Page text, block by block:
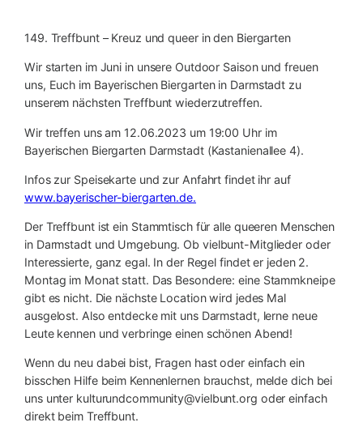
149. Treffbunt – Kreuz und queer in den Biergarten
Wir starten im Juni in unsere Outdoor Saison und freuen
uns, Euch im Bayerischen Biergarten in Darmstadt zu
unserem nächsten Treffbunt wiederzutreffen.
Wir treffen uns am 12.06.2023 um 19:00 Uhr im
Bayerischen Biergarten Darmstadt (Kastanienallee 4).
Infos zur Speisekarte und zur Anfahrt findet ihr auf
www.bayerischer-biergarten.de.
Der Treffbunt ist ein Stammtisch für alle queeren Menschen
in Darmstadt und Umgebung. Ob vielbunt-Mitglieder oder
Interessierte, ganz egal. In der Regel findet er jeden 2.
Montag im Monat statt. Das Besondere: eine Stammkneipe
gibt es nicht. Die nächste Location wird jedes Mal
ausgelost. Also entdecke mit uns Darmstadt, lerne neue
Leute kennen und verbringe einen schönen Abend!
Wenn du neu dabei bist, Fragen hast oder einfach ein
bisschen Hilfe beim Kennenlernen brauchst, melde dich bei
uns unter kulturundcommunity@vielbunt.org oder einfach
direkt beim Treffbunt.